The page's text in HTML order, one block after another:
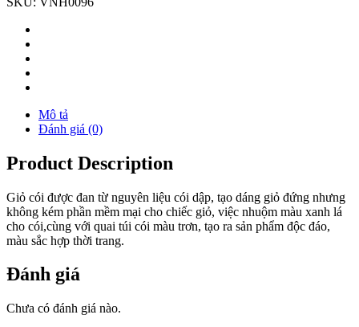
Mô tả
Đánh giá (0)
Product Description
Giỏ cói được đan từ nguyên liệu cói dập, tạo dáng giỏ đứng nhưng
không kém phần mềm mại cho chiếc giỏ, việc nhuộm màu xanh lá
cho cói,cùng với quai túi cói màu trơn, tạo ra sản phẩm độc đáo,
màu sắc hợp thời trang.
Đánh giá
Chưa có đánh giá nào.